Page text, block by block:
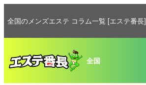
全国のメンズエステ コラム一覧 [エステ番長]
全国